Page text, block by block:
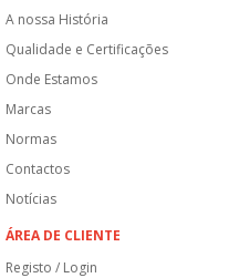
A nossa História
Qualidade e Certificações
Onde Estamos
Marcas
Normas
Contactos
Notícias
ÁREA DE CLIENTE
Registo / Login